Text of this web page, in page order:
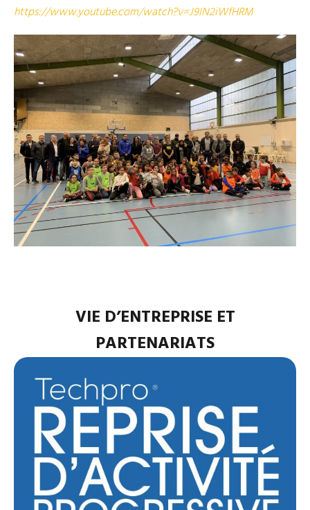
https://www.youtube.com/watch?v=J9IN2iWfHRM
VIE D’ENTREPRISE ET
PARTENARIATS